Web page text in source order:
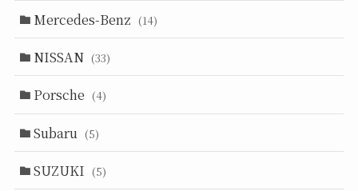
Mercedes-Benz (14)
NISSAN (33)
Porsche (4)
Subaru (5)
SUZUKI (5)